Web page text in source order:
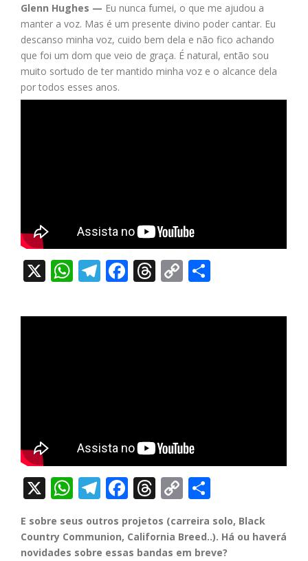
Glenn Hughes — Eu nunca fumei, o que me ajudou a
manter a voz. Mas é um presente divino poder cantar. Eu
descanso minha voz, cuido bem dela e não fico achando
que foi um dom que veio de graça. É natural, então sou
muito sortudo de ter mantido minha voz e o alcance dela
por todos esses anos.
X WhatsApp
Telegram
Facebook
Threads
Copy
X WhatsApp
Telegram
Facebook
Threads
Copy
Link
E sobre seus outros projetos (carreira solo, Black
Country Communion, California Breed..). Há ou haverá
novidades sobre essas bandas em breve?